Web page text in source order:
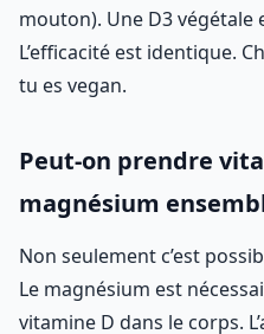
mouton). Une D3 végétale
L’efficacité est identique.
tu es vegan.
Peut-on prendre
magnésium
Non seulement c’est
Le magnésium est
vitamine D dans le corps.